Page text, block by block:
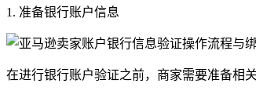
1. 准备银行账户信息
在进行银行账户验证之前，商家需要准备相